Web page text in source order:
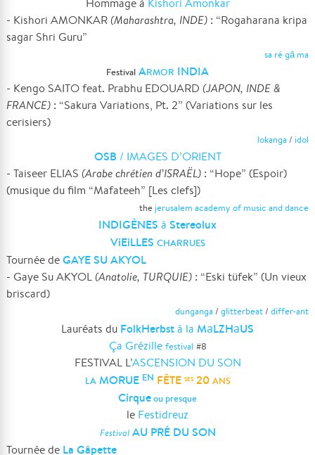
Hommage à Kishori Amonkar
- Kishori AMONKAR (Maharashtra, INDE) : “Rogaharana kripa
sagar Shri Guru”
sa ré gā ma
Festival ARMOR INDIA
- Kengo SAITO feat. Prabhu EDOUARD (JAPON, INDE &
FRANCE) : “Sakura Variations, Pt. 2” (Variations sur les
cerisiers)
lokanga/ idol
OSB / IMAGES D’ORIENT
- Taiseer ELIAS (Arabe chrétien d’ISRAËL) : “Hope” (Espoir)
(musique du film “Mafateeh” [Les clefs])
the jerusalem academy of music and dance
INDIGÈNES à Stereolux
ViEiLLES CHARRUES
Tournée deGAYE SU AKYOL
- Gaye Su AKYOL (Anatolie, TURQUIE) : “Eski tüfek” (Un vieux
briscard)
dunganga/ glitterbeat/ differ-ant
Lauréats du FolkHerbstà la MaLZHaUS
Ça Grézille festival #8
FESTIVAL L’ASCENSION DU SON
LAMORUE EN FÊTE SES20 ANS
Cirqueou presque
le Festidreuz
Festival AU PRÉ DU SON
Tournée de La Gâpette